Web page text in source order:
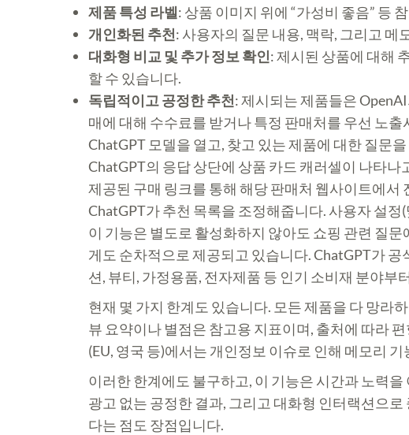
제품 특성 라벨: 상품 이미지 위에 “가성비 좋음” 등
개인화된 추천: 사용자의 질문 내용, 맥락, 그리고
대화형 비교 및 추가 정보 확인: 제시된 상품에 대해
할 수 있습니다.
독립적이고 공정한 추천: 제시되는 제품들은
매에 대해 수수료를 받거나 특정 판매처를 우선 노
ChatGPT 모델을 열고, 찾고 있는 제품에 대한 질문
ChatGPT의 응답 상단에 상품 카드 캐러셀이 나타
제공된 구매 링크를 통해 해당 판매처 웹사이트에
ChatGPT가 추천 목록을 조정해줍니다. 사용자 설
이 기능은 별도로 활성화하지 않아도 쇼핑 관련 질
게도 순차적으로 제공되고 있습니다. ChatGPT가
션, 뷰티, 가정용품, 전자제품 등 인기 소비재 분야부
현재 몇 가지 한계도 있습니다. 모든 제품을 다 망라
뷰 요약이나 별점은 참고용 지표이며, 출처에 따라
(EU, 영국 등)에서는 개인정보 이슈로 인해 메모리
이러한 한계에도 불구하고, 이 기능은 시간과 노력
광고 없는 공정한 결과, 그리고 대화형 인터랙션으
다는 점도 장점입니다.